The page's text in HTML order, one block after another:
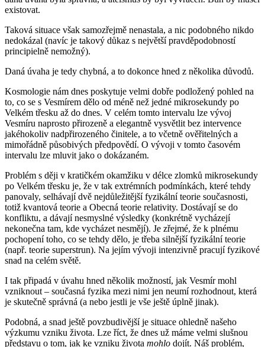
existovat.
Taková situace však samozřejmě nenastala, a nic podobného nikdo
nedokázal (navíc je takový důkaz s největší pravděpodobností
principielně nemožný).
Daná úvaha je tedy chybná, a to dokonce hned z několika důvodů.
Kosmologie nám dnes poskytuje velmi dobře podložený pohled na
to, co se s Vesmírem dělo od méně než jedné mikrosekundy po
Velkém třesku až do dnes. V celém tomto intervalu lze vývoj
Vesmíru naprosto přirozeně a elegantně vysvětlit bez intervence
jakéhokoliv nadpřirozeného činitele, a to včetně ověřitelných a
mimořádně působivých předpovědí. O vývoji v tomto časovém
intervalu lze mluvit jako o dokázaném.
Problém s ději v kratičkém okamžiku v délce zlomků mikrosekundy
po Velkém třesku je, že v tak extrémních podmínkách, které tehdy
panovaly, selhávají dvě nejdůležitější fyzikální teorie současnosti,
totiž kvantová teorie a Obecná teorie relativity. Dostávají se do
konfliktu, a dávají nesmyslné výsledky (konkrétně vycházejí
nekonečna tam, kde vycházet nesmějí). Je zřejmé, že k plnému
pochopení toho, co se tehdy dělo, je třeba silnější fyzikální teorie
(např. teorie superstrun). Na jejím vývoji intenzivně pracují fyzikové
snad na celém světě.
I tak připadá v úvahu hned několik možností, jak Vesmír mohl
vzniknout – současná fyzika mezi nimi jen neumí rozhodnout, která
je skutečně správná (a nebo jestli je vše ještě úplně jinak).
Podobná, a snad ještě povzbudivější je situace ohledně našeho
výzkumu vzniku života. Lze říct, že dnes už máme velmi slušnou
představu o tom, jak ke vzniku života mohlo dojít. Náš problém,